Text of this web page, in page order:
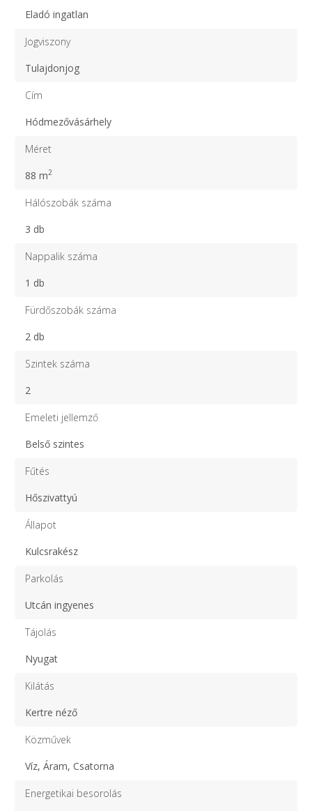
Eladó ingatlan
Jogviszony
Tulajdonjog
Cím
Hódmezővásárhely
Méret
88 m2
Hálószobák száma
3 db
Nappalik száma
1 db
Fürdőszobák száma
2 db
Szintek száma
2
Emeleti jellemző
Belső szintes
Fűtés
Hőszivattyú
Állapot
Kulcsrakész
Parkolás
Utcán ingyenes
Tájolás
Nyugat
Kilátás
Kertre néző
Közművek
Víz, Áram, Csatorna
Energetikai besorolás